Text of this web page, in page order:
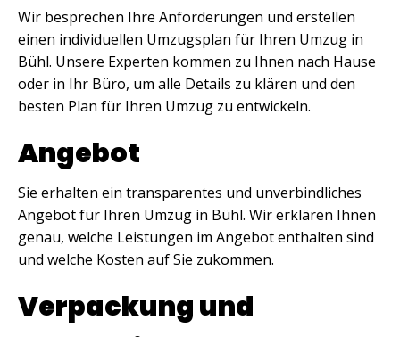
Wir besprechen Ihre Anforderungen und erstellen
einen individuellen Umzugsplan für Ihren Umzug in
Bühl. Unsere Experten kommen zu Ihnen nach Hause
oder in Ihr Büro, um alle Details zu klären und den
besten Plan für Ihren Umzug zu entwickeln.
Angebot
Sie erhalten ein transparentes und unverbindliches
Angebot für Ihren Umzug in Bühl. Wir erklären Ihnen
genau, welche Leistungen im Angebot enthalten sind
und welche Kosten auf Sie zukommen.
Verpackung und